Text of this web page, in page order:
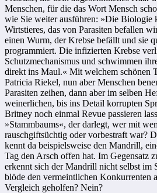
Menschen, für die das Wort Mensch
wie Sie weiter ausführen: »Die Biologie
Wirtstieres, das von Parasiten befallen
einen Wurm, der Krebse befällt und sie
programmiert. Die infizierten Krebse
Schutzmechanismus und schwimmen
direkt ins Maul.« Mit welchem schönen
Patricia Riekel, nun aber Menschen
Parasiten zeihen, dann aber im selben
weinerlichen, bis ins Detail korrupten
Britney noch einmal Revue passieren
»Stammbaums«, der darlegt, wer mit
rauschgiftsüchtig oder vorbestraft war?
kennt da beispielsweise den Mandrill,
Tag den Arsch offen hat. Im Gegensatz
erkennt sich der Mandrill nicht selbst im
blöde den vermeintlichen Konkurrenten
Vergleich geholfen? Nein?